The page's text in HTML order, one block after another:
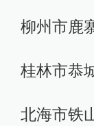
柳州市鹿
桂林市恭
北海市铁